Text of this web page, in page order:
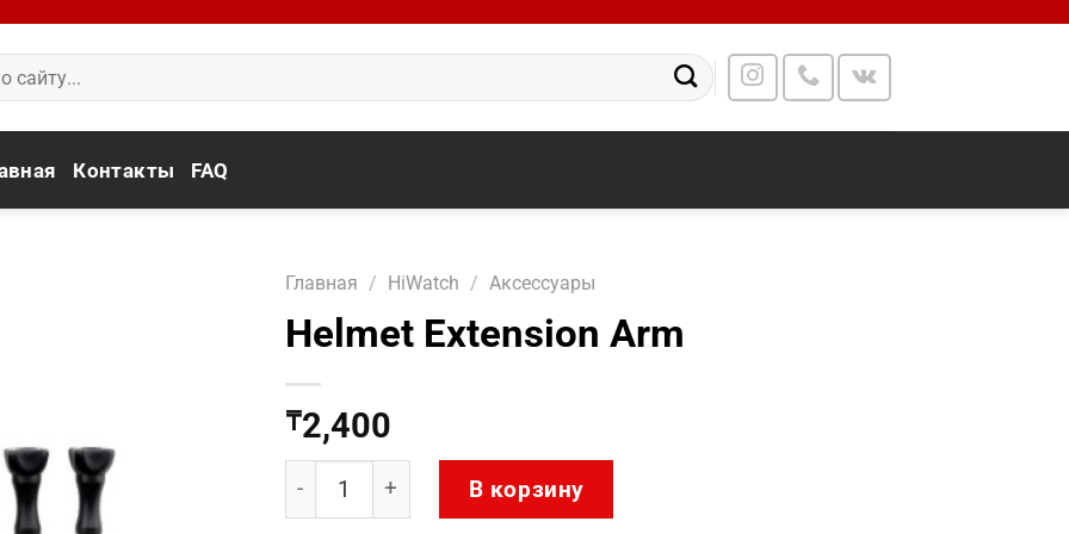
Контакты FAQ
Главная / HiWatch / Аксессуары
Helmet Extension Arm
₸2,400
Количество товара Helmet Extension Arm
В корзину